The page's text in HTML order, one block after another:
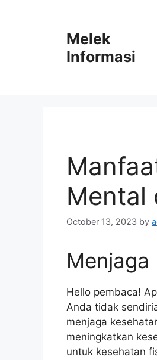
Melek
Informasi
Mental
October 13, 2023 by
Hello pembaca!
Anda tidak
menjaga
meningkatkan
untuk kesehatan